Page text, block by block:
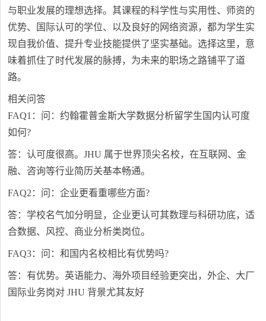
与职业发展的理想选择。其课程的科学性与实用性、师资的
优势、国际认可的学位、以及良好的网络资源，都为学生实
现自我价值、提升专业技能提供了坚实基础。选择这里，意
味着抓住了时代发展的脉搏，为未来的职场之路铺平了道
路。
相关问答
FAQ1：问：约翰霍普金斯大学数据分析留学生国内认可度
如何?
答：认可度很高。JHU 属于世界顶尖名校，在互联网、金
融、咨询等行业简历关基本畅通。
FAQ2：问：企业更看重哪些方面?
答：学校名气加分明显，企业更认可其数理与科研功底，适
合数据、风控、商业分析类岗位。
FAQ3：问：和国内名校相比有优势吗?
答：有优势。英语能力、海外项目经验更突出，外企、大厂
国际业务岗对 JHU 背景尤其友好